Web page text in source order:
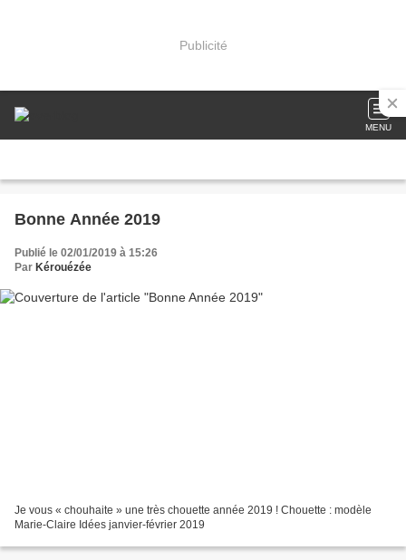
Publicité
MENU
Bonne Année 2019
Publié le 02/01/2019 à 15:26
Par Kérouézée
Je vous « chouhaite » une très chouette année 2019 ! Chouette : modèle
Marie-Claire Idées janvier-février 2019